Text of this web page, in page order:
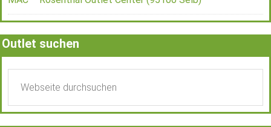
Outlet suchen